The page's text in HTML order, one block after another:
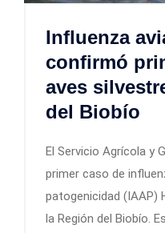
Influenza
confirmó
aves
del Biobío
El Servicio Agrícola y
primer caso de
patogenicidad (IAAP)
la Región del Biobío.